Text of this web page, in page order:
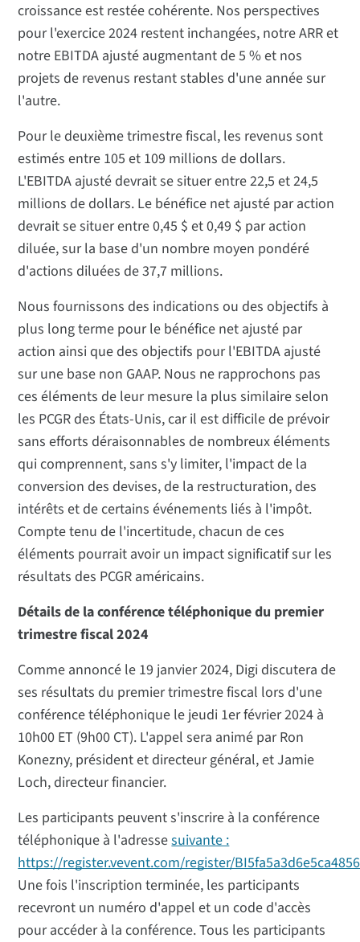
croissance est restée cohérente. Nos perspectives
pour l'exercice 2024 restent inchangées, notre ARR et
notre EBITDA ajusté augmentant de 5 % et nos
projets de revenus restant stables d'une année sur
l'autre.
Pour le deuxième trimestre fiscal, les revenus sont
estimés entre 105 et 109 millions de dollars.
L'EBITDA ajusté devrait se situer entre 22,5 et 24,5
millions de dollars. Le bénéfice net ajusté par action
devrait se situer entre 0,45 $ et 0,49 $ par action
diluée, sur la base d'un nombre moyen pondéré
d'actions diluées de 37,7 millions.
Nous fournissons des indications ou des objectifs à
plus long terme pour le bénéfice net ajusté par
action ainsi que des objectifs pour l'EBITDA ajusté
sur une base non GAAP. Nous ne rapprochons pas
ces éléments de leur mesure la plus similaire selon
les PCGR des États-Unis, car il est difficile de prévoir
sans efforts déraisonnables de nombreux éléments
qui comprennent, sans s'y limiter, l'impact de la
conversion des devises, de la restructuration, des
intérêts et de certains événements liés à l'impôt.
Compte tenu de l'incertitude, chacun de ces
éléments pourrait avoir un impact significatif sur les
résultats des PCGR américains.
Détails de la conférence téléphonique du premier
trimestre fiscal 2024
Comme annoncé le 19 janvier 2024, Digi discutera de
ses résultats du premier trimestre fiscal lors d'une
conférence téléphonique le jeudi 1er février 2024 à
10h00 ET (9h00 CT). L'appel sera animé par Ron
Konezny, président et directeur général, et Jamie
Loch, directeur financier.
Les participants peuvent s'inscrire à la conférence
téléphonique à l'adressesuivante :
https://register.vevent.com/register/
Une fois l'inscription terminée, les participants
recevront un numéro d'appel et un code d'accès
pour accéder à la conférence. Tous les participants